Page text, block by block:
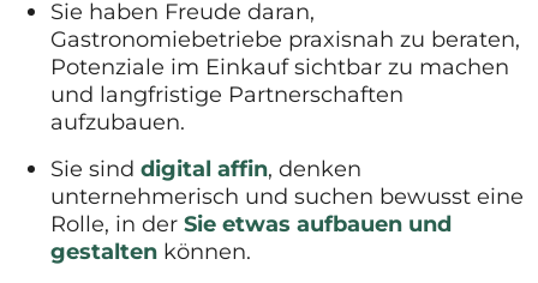
Sie haben Freude daran,
Gastronomiebetriebe praxisnah zu beraten,
Potenziale im Einkauf sichtbar zu machen
und langfristige Partnerschaften
aufzubauen.
Sie sind digital affin, denken
unternehmerisch und suchen bewusst eine
Rolle, in der Sie etwas aufbauen und
gestalten können.